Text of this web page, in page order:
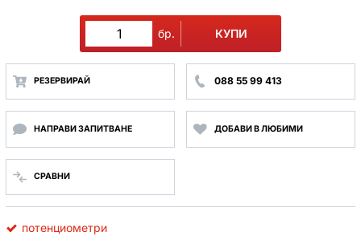
бр. КУПИ
РЕЗЕРВИРАЙ 088 55 99 413
НАПРАВИ ЗАПИТВАНЕ ДОБАВИ В ЛЮБИМИ
СРАВНИ
потенциометри